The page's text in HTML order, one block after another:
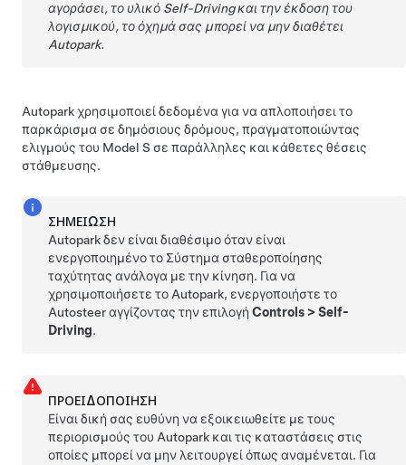
αγοράσει, το υλικό Self-Drivingκαι την έκδοση του
λογισμικού, το όχημά σας μπορεί να μην διαθέτει
Autopark.
Autoparkχρησιμοποιεί δεδομένα για να απλοποιήσει το
παρκάρισμα σε δημόσιους δρόμους, πραγματοποιώντας
ελιγμούς του Model S σε παράλληλες και κάθετες θέσεις
στάθμευσης.
ΣΗΜΕΊΩΣΗ
Autoparkδεν είναι διαθέσιμο όταν είναι
ενεργοποιημένο το Σύστημα σταθεροποίησης
ταχύτητας ανάλογα με την κίνηση. Για να
χρησιμοποιήσετε το Autopark, ενεργοποιήστε το
Autosteerαγγίζοντας την επιλογήControls >Self-
Driving.
ΠΡΟΕΙΔΟΠΟΊΗΣΗ
Είναι δική σας ευθύνη να εξοικειωθείτε με τους
περιορισμούς του Autopark και τις καταστάσεις στις
οποίες μπορεί να μην λειτουργεί όπως αναμένεται. Για